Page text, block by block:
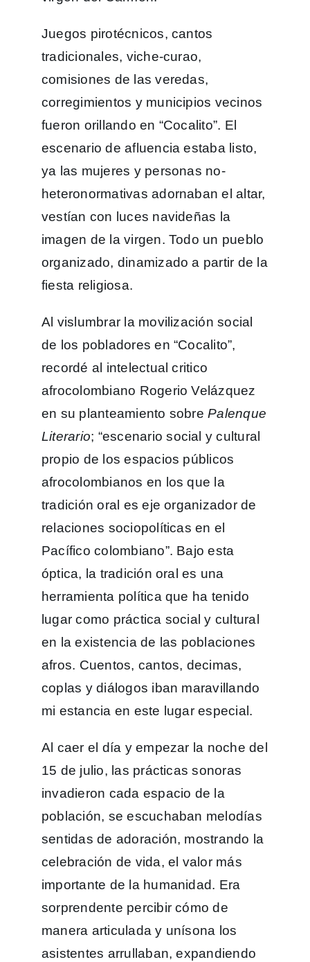
Juegos pirotécnicos, cantos
tradicionales, viche-curao,
comisiones de las veredas,
corregimientos y municipios vecinos
fueron orillando en “Cocalito”. El
escenario de afluencia estaba listo,
ya las mujeres y personas no-
heteronormativas adornaban el altar,
vestían con luces navideñas la
imagen de la virgen. Todo un pueblo
organizado, dinamizado a partir de la
fiesta religiosa.
Al vislumbrar la movilización social
de los pobladores en “Cocalito”,
recordé al intelectual critico
afrocolombiano Rogerio Velázquez
en su planteamiento sobrePalenque
Literario; “escenario social y cultural
propio de los espacios públicos
afrocolombianos en los que la
tradición oral es eje organizador de
relaciones sociopolíticas en el
Pacífico colombiano”. Bajo esta
óptica, la tradición oral es una
herramienta política que ha tenido
lugar como práctica social y cultural
en la existencia de las poblaciones
afros. Cuentos, cantos, decimas,
coplas y diálogos iban maravillando
mi estancia en este lugar especial.
Al caer el día y empezar la noche del
15 de julio, las prácticas sonoras
invadieron cada espacio de la
población, se escuchaban melodías
sentidas de adoración, mostrando la
celebración de vida, el valor más
importante de la humanidad. Era
sorprendente percibir cómo de
manera articulada y unísona los
asistentes arrullaban, expandiendo